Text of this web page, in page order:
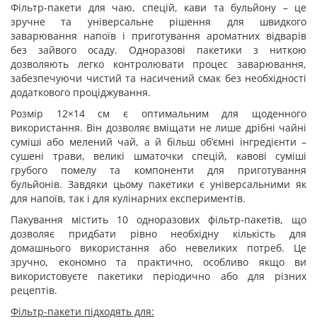
Фільтр-пакети для чаю, спецій, кави та бульйону – це
зручне та універсальне рішення для швидкого
заварювання напоїв і приготування ароматних відварів
без зайвого осаду. Одноразові пакетики з ниткою
дозволяють легко контролювати процес заварювання,
забезпечуючи чистий та насичений смак без необхідності
додаткового проціджування.
Розмір 12×14 см є оптимальним для щоденного
використання. Він дозволяє вміщати не лише дрібні чайні
суміші або мелений чай, а й більш об’ємні інгредієнти –
сушені трави, великі шматочки спецій, кавові суміші
грубого помелу та компоненти для приготування
бульйонів. Завдяки цьому пакетики є універсальними як
для напоїв, так і для кулінарних експериментів.
Пакування містить 10 одноразових фільтр-пакетів, що
дозволяє придбати рівно необхідну кількість для
домашнього використання або невеликих потреб. Це
зручно, економно та практично, особливо якщо ви
використовуєте пакетики періодично або для різних
рецептів.
Фільтр-пакети підходять для: